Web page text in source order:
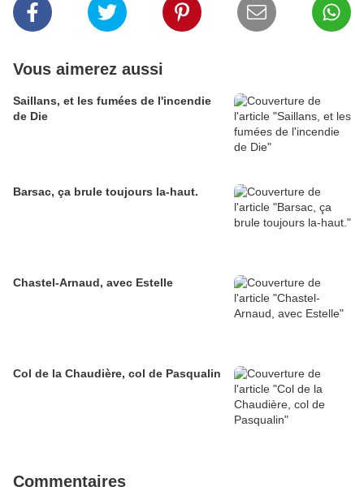
Vous aimerez aussi
Saillans, et les fumées de l'incendie
de Die
Barsac, ça brule toujours la-haut.
Chastel-Arnaud, avec Estelle
Col de la Chaudière, col de Pasqualin
Commentaires